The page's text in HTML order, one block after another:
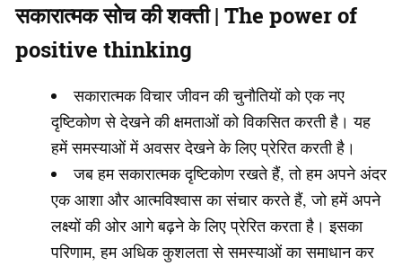
सकारात्मक सोच की शक्ती | The power of
positive thinking
सकारात्मक विचार जीवन की चुनौतियों को एक नए
दृष्टिकोण से देखने की क्षमताओं को विकसित करती है। यह
हमें समस्याओं में अवसर देखने के लिए प्रेरित करती है।
जब हम सकारात्मक दृष्टिकोण रखते हैं, तो हम अपने अंदर
एक आशा और आत्मविश्वास का संचार करते हैं, जो हमें अपने
लक्ष्यों की ओर आगे बढ़ने के लिए प्रेरित करता है। इसका
परिणाम, हम अधिक कुशलता से समस्याओं का समाधान कर